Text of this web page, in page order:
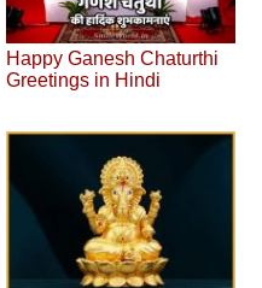
Happy Ganesh Chaturthi
Greetings in Hindi